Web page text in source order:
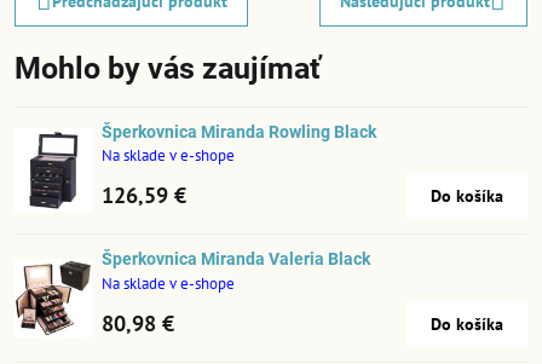
Mohlo by vás zaujímať
Šperkovnica Miranda Rowling Black
Na sklade v e-shope
126,59 € Do košíka
Šperkovnica Miranda Valeria Black
Na sklade v e-shope
80,98 € Do košíka